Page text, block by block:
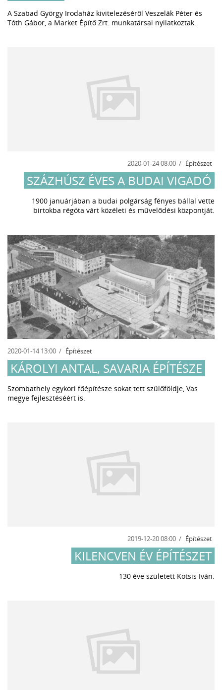
A Szabad György Irodaház kivitelezéséről Veszelák Péter és
Tóth Gábor, a Market Építő Zrt. munkatársai nyilatkoztak.
2020-01-24 08:00 Építészet
SZÁZHÚSZ ÉVES A BUDAI VIGADÓ
1900 januárjában a budai polgárság fényes bállal vette
birtokba régóta várt közéleti és művelődési központját.
2020-01-14 13:00 Építészet
KÁROLYI ANTAL, SAVARIA ÉPÍTÉSZE
Szombathely egykori főépítésze sokat tett szülőföldje, Vas
megye fejlesztéséért is.
2019-12-20 08:00 Építészet
KILENCVEN ÉV ÉPÍTÉSZET
130 éve született Kotsis Iván.